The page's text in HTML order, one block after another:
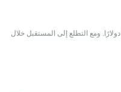
في 15 فبراير 2025، بلغ سعر إيثريوم 2,706.40 دولارًا. ومع التطلع إلى المستقبل خلال